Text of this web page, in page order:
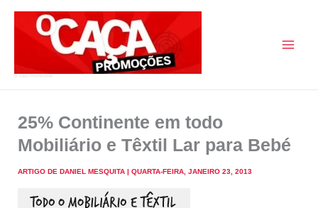
25% Continente em todo
Mobiliário e Têxtil Lar para Bebé
ARTIGO DE DANIEL MESQUITA | QUARTA-FEIRA, JANEIRO 23, 2013